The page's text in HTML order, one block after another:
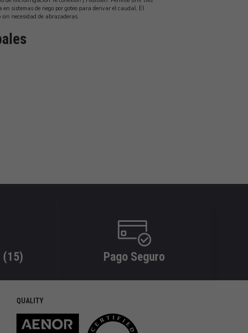
sistemas de riego por goteo para derivar el caudal. El
necesidad de abrazaderas.
(15) Pago Seguro
QUALITY